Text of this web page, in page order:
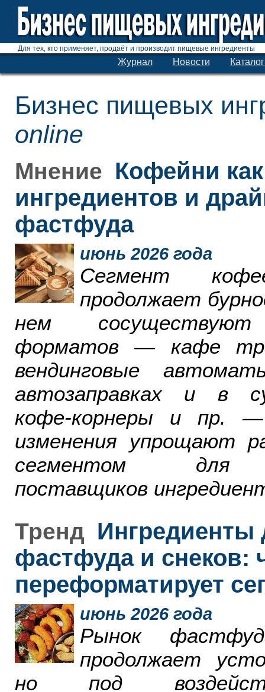
Для тех, кто применяет, продаёт и производит пищевые ингредиенты
Журнал Новости
Бизнес пищевых
online
Мнение Кофейни
ингредиентов и
фастфуда
июнь 2026 года
Сегмент
продолжает
нем
форматов — кафе
вендинговые
автозаправках и в
кофе-корнеры и пр.
изменения упрощают
сегментом для
поставщиков
Тренд Ингредиенты
фастфуда и снеков:
переформатирует
июнь 2026 года
Рынок
продолжает
но под